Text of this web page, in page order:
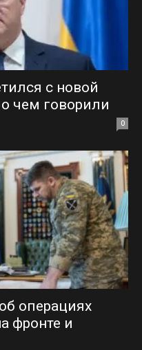
с новой
чем говорили
0
операциях
фронте и